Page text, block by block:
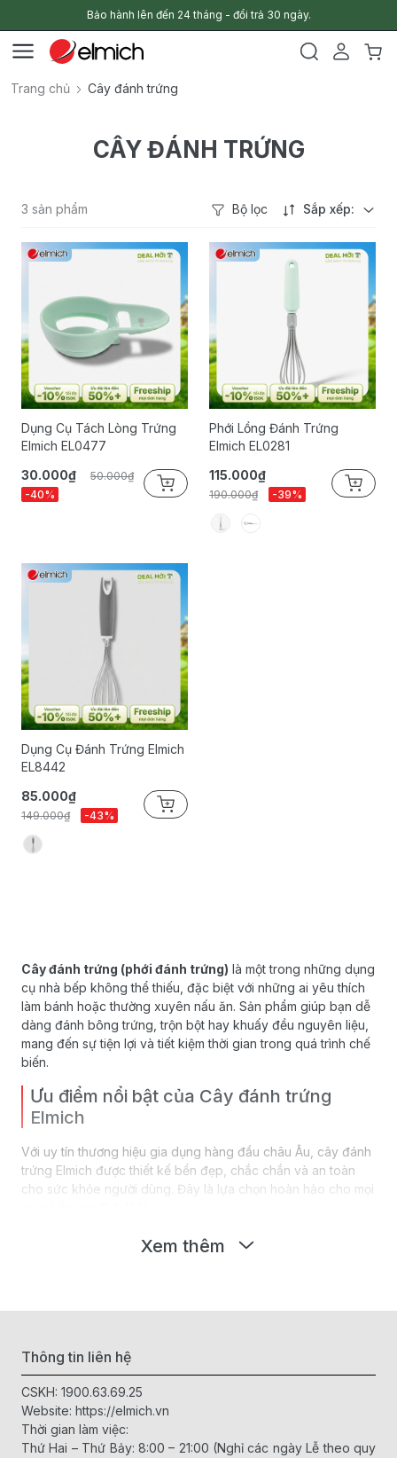
Bảo hành lên đến 24 tháng - đổi trả 30 ngày.
Trang chủ Cây đánh trứng
CÂY ĐÁNH TRỨNG
3 sản phẩm Bộ lọc Sắp xếp:
Dụng Cụ Tách Lòng Trứng
Elmich EL0477
30.000₫
50.000₫
-40%
Phới Lồng Đánh Trứng
Elmich EL0281
115.000₫
190.000₫ -39%
Dụng Cụ Đánh Trứng Elmich
EL8442
85.000₫
149.000₫ -43%
Cây đánh trứng (phới đánh trứng) là một trong những dụng
cụ nhà bếp không thể thiếu, đặc biệt với những ai yêu thích
làm bánh hoặc thường xuyên nấu ăn. Sản phẩm giúp bạn dễ
dàng đánh bông trứng, trộn bột hay khuấy đều nguyên liệu,
mang đến sự tiện lợi và tiết kiệm thời gian trong quá trình chế
biến.
Ưu điểm nổi bật của Cây đánh trứng
Elmich
Với uy tín thương hiệu gia dụng hàng đầu châu Âu, cây đánh
trứng Elmich được thiết kế bền đẹp, chắc chắn và an toàn
cho sức khỏe người dùng. Đây là lựa chọn hoàn hảo cho mọi
Chất liệu cao cấp, an toàn: Được làm từ inox 304,
Thiết kế tiện lợi: Tay cầm chắc chắn, vừa vặn, chống
trứng và nguyên liệu.
Đa năng trong sử dụng
phẩm còn dùng để trộn bột, khuấy nước sốt, hay trộn
salad.
Độ bền cao: Không gỉ sét, chịu nhiệt tốt, dễ vệ sinh, có
thể sử dụng lâu dài mà vẫn sáng đẹp như mới.
Xem thêm
Thông tin liên hệ
CSKH: 1900.63.69.25
Website: https://elmich.vn
Thời gian làm việc:
Thứ Hai – Thứ Bảy: 8:00 – 21:00 (Nghỉ các ngày Lễ theo quy